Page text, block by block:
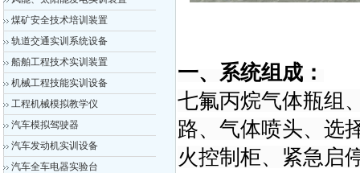
煤矿安全技术培训装置
轨道交通实训系统设备
船舶工程技术实训装置
机械工程技能实训设备
工程机械模拟教学仪
汽车模拟驾驶器
汽车发动机实训设备
汽车全车电器实验台
一、系统组成：
七氟丙烷气体瓶组
路、气体喷头、选
火控制柜、紧急启